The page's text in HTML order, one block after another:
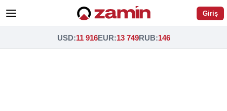
Giriş
USD:11 916EUR:13 749RUB:146